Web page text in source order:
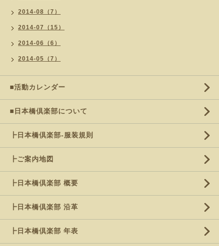
2014-08（7）
2014-07（15）
2014-06（6）
2014-05（7）
■活動カレンダー
■日本橋倶楽部について
┣日本橋倶楽部-服装規則
┣ご案内地図
┣日本橋倶楽部 概要
┣日本橋倶楽部 沿革
┣日本橋倶楽部 年表